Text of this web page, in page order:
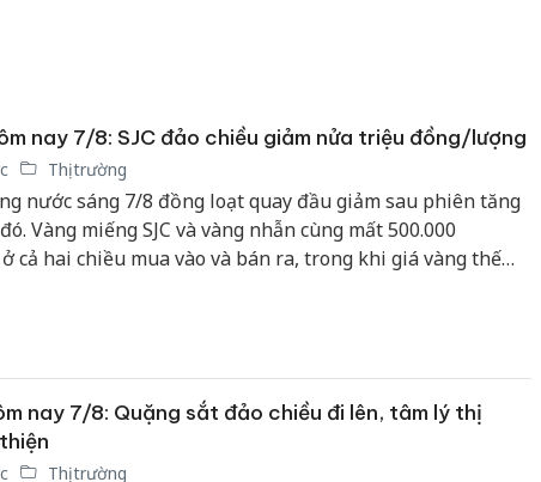
nay 7/8: SJC đảo chiều giảm nửa triệu đồng/lượng
Thị trường
nước sáng 7/8 đồng loạt quay đầu giảm sau phiên tăng
Vàng miếng SJC và vàng nhẫn cùng mất 500.000
cả hai chiều mua vào và bán ra, trong khi giá vàng thế
nay 7/8: Quặng sắt đảo chiều đi lên, tâm lý thị
Thị trường
Cà Mau: Tiêu hủy